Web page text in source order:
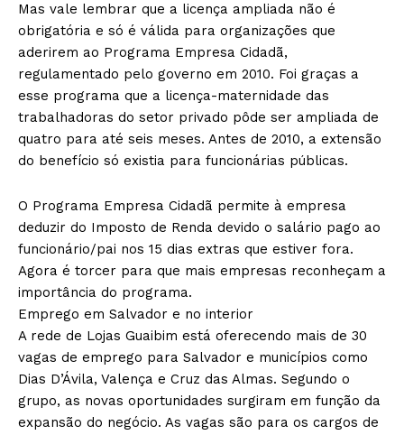
Mas vale lembrar que a licença ampliada não é
obrigatória e só é válida para organizações que
aderirem ao Programa Empresa Cidadã,
regulamentado pelo governo em 2010. Foi graças a
esse programa que a licença-maternidade das
trabalhadoras do setor privado pôde ser ampliada de
quatro para até seis meses. Antes de 2010, a extensão
do benefício só existia para funcionárias públicas.
O Programa Empresa Cidadã permite à empresa
deduzir do Imposto de Renda devido o salário pago ao
funcionário/pai nos 15 dias extras que estiver fora.
Agora é torcer para que mais empresas reconheçam a
importância do programa.
Emprego em Salvador e no interior
A rede de Lojas Guaibim está oferecendo mais de 30
vagas de emprego para Salvador e municípios como
Dias D’Ávila, Valença e Cruz das Almas. Segundo o
grupo, as novas oportunidades surgiram em função da
expansão do negócio. As vagas são para os cargos de